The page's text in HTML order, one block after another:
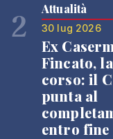
2 Attualità
30 lug 2026
Ex
Fincato,
corso: il
punta al
entro fine